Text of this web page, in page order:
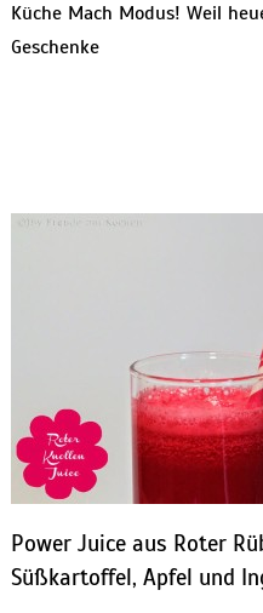
Küche Mach Modus! Weil
Geschenke
Power Juice aus Roter
Süßkartoffel, Apfel und